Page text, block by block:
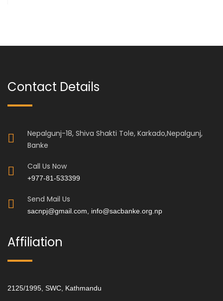
Contact Details
Nepalgunj-18, Shiva Shakti Tole, Karkado,Nepalgunj,
Banke
Call Us Now
+977-81-533399
Send Mail Us
sacnpj@gmail.com, info@sacbanke.org.np
Affiliation
2125/1995, SWC, Kathmandu